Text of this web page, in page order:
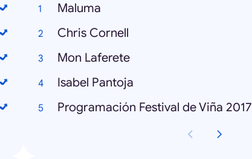
Maluma
Chris Cornell
Mon Laferete
Isabel Pantoja
Programación Festival de Viña 2017